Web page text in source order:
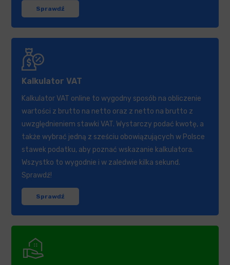
Sprawdź
Kalkulator VAT
Kalkulator VAT online to wygodny sposób na obliczenie
wartości z brutto na netto oraz z netto na brutto z
uwzględnieniem stawki VAT. Wystarczy podać kwotę, a
także wybrać jedną z sześciu obowiązujących w Polsce
stawek podatku, aby poznać wskazanie kalkulatora.
Wszystko to wygodnie i w zaledwie kilka sekund.
Sprawdź!
Sprawdź
real_estate_agent